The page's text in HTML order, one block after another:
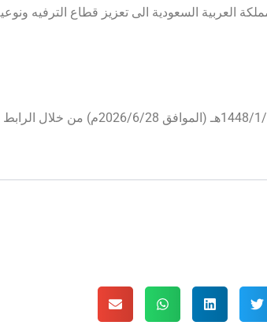
العربية السعودية الى تعزيز قطاع الترفيه
الخبر مضاف بتاريخ اليوم الأحد 1448/1/13هـ (الموافق 2026/6/28م) من خلال الرابط